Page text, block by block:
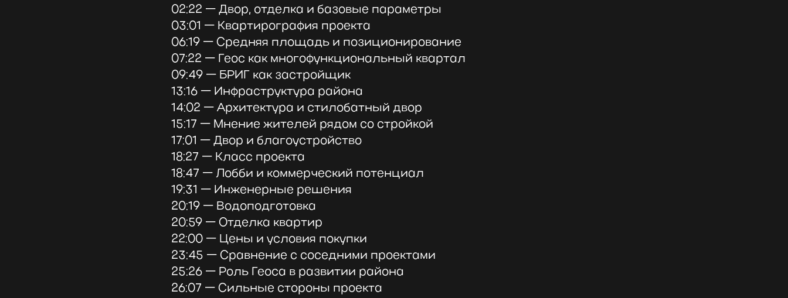
02:22 — Двор, отделка и базовые параметры
03:01 — Квартирография проекта
06:19 — Средняя площадь и позиционирование
07:22 — Геос как многофункциональный квартал
09:49 — БРИГ как застройщик
13:16 — Инфраструктура района
14:02 — Архитектура и стилобатный двор
15:17 — Мнение жителей рядом со стройкой
17:01 — Двор и благоустройство
18:27 — Класс проекта
18:47 — Лобби и коммерческий потенциал
19:31 — Инженерные решения
20:19 — Водоподготовка
20:59 — Отделка квартир
22:00 — Цены и условия покупки
23:45 — Сравнение с соседними проектами
25:26 — Роль Геоса в развитии района
26:07 — Сильные стороны проекта